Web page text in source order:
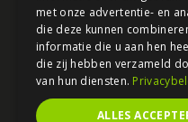
met onze advertentie- en
die deze kunnen
informatie die u aan hen
die zij hebben verzameld
van hun diensten.
ALLES